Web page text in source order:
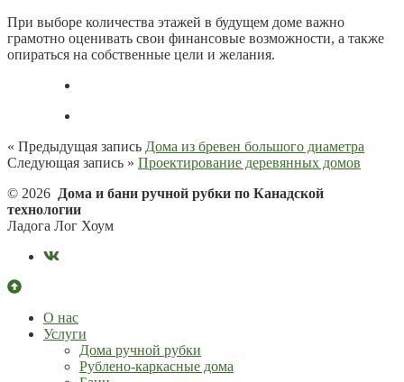
При выборе количества этажей в будущем доме важно
грамотно оценивать свои финансовые возможности, а также
опираться на собственные цели и желания.
« Предыдущая запись Дома из бревен большого диаметра
Следующая запись » Проектирование деревянных домов
© 2026 Дома и бани ручной рубки по Канадской
технологии
Ладога Лог Хоум
О нас
Услуги
Дома ручной рубки
Рублено-каркасные дома